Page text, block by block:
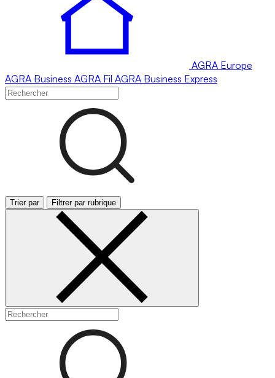
AGRA Europe
AGRA Business AGRA Fil AGRA Business Express
Trier par Filtrer par rubrique